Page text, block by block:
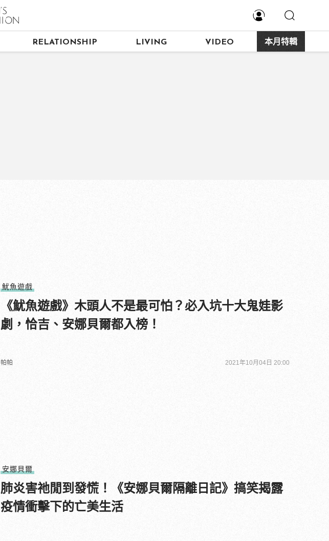
RELATIONSHIP LIVING VIDEO 本月特輯
魷魚遊戲
《魷魚遊戲》木頭人不是最可怕？必入坑十大鬼娃影
劇，恰吉、安娜貝爾都入榜！
帕帕 2021年10月04日 20:00
安娜貝爾
肺炎害祂閒到發慌！《安娜貝爾隔離日記》搞笑揭露
疫情衝擊下的亡美生活